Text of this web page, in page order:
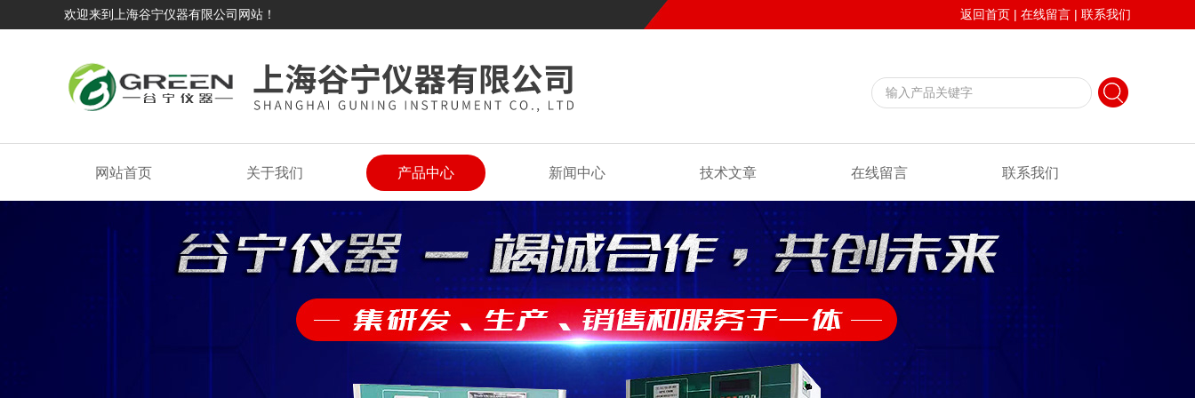
欢迎来到上海谷宁仪器有限公司网站！ 返回首页 | 在线留言 | 联系我们
网站首页 关于我们 产品中心 新闻中心 技术文章 在线留言 联系我们